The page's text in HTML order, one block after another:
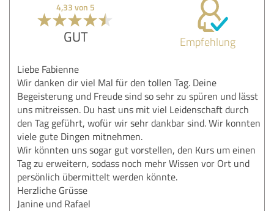
4,33 von 5
GUT Empfehlung
Liebe Fabienne
Wir danken dir viel Mal für den tollen Tag. Deine
Begeisterung und Freude sind so sehr zu spüren und lässt
uns mitreissen. Du hast uns mit viel Leidenschaft durch
den Tag geführt, wofür wir sehr dankbar sind. Wir konnten
viele gute Dingen mitnehmen.
Wir könnten uns sogar gut vorstellen, den Kurs um einen
Tag zu erweitern, sodass noch mehr Wissen vor Ort und
persönlich übermittelt werden könnte.
Herzliche Grüsse
Janine und Rafael